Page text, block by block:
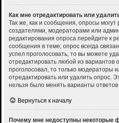
Как мне отредактировать или
Так же, как и сообщения, опросы могут
создателями, модераторами или
редактирования опроса перейдите к
сообщения в теме; опрос всегда
успел проголосовать, то вы можете
отредактировать любой из вариантов
проголосовал, то только модераторы
отредактировать или удалить опрос.
нельзя было менять варианты
Вернуться к началу
Почему мне недоступны некоторые